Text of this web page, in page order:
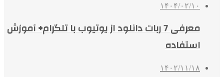
۱۴۰۴/۰۲/۱۰
معرفی 7 ربات دانلود از یوتیوب با تلگرام+ آموزش
استفاده
۱۴۰۲/۱۱/۱۸